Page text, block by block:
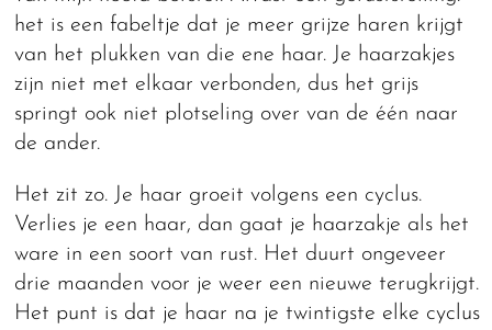
het is een fabeltje dat je meer grijze haren krijgt
van het plukken van die ene haar. Je haarzakjes
zijn niet met elkaar verbonden, dus het grijs
springt ook niet plotseling over van de één naar
de ander.
Het zit zo. Je haar groeit volgens een cyclus.
Verlies je een haar, dan gaat je haarzakje als het
ware in een soort van rust. Het duurt ongeveer
drie maanden voor je weer een nieuwe terugkrijgt.
Het punt is dat je haar na je twintigste elke cyclus